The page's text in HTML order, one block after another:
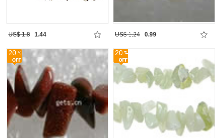
US$ 1.8 1.44 US$ 1.24 0.99
20 20